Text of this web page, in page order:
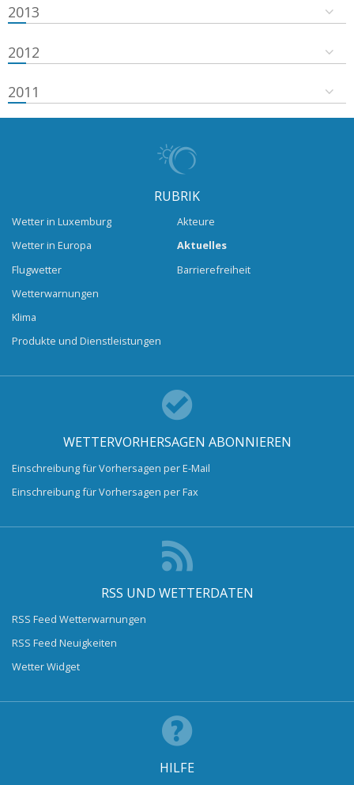
2013
2012
2011
RUBRIK
Wetter in Luxemburg
Wetter in Europa
Flugwetter
Wetterwarnungen
Klima
Produkte und Dienstleistungen
Akteure
Aktuelles
Barrierefreiheit
WETTERVORHERSAGEN ABONNIEREN
Einschreibung für Vorhersagen per E-Mail
Einschreibung für Vorhersagen per Fax
RSS UND WETTERDATEN
RSS Feed Wetterwarnungen
RSS Feed Neuigkeiten
Wetter Widget
HILFE